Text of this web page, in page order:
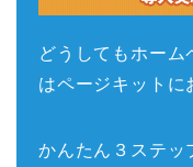
どうしてもホー
はページキットに
かんたん３ステッ